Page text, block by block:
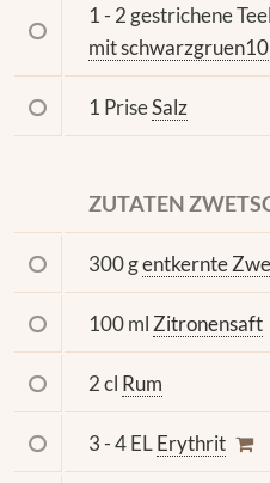
1 - 2 gestrichene
mit
1 PriseSalz
ZUTATEN
300 gentkernte
100 ml Zitronensaft
2 cl Rum
3 - 4 ELErythrit